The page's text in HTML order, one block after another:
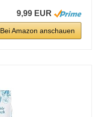
9,99 EUR
Bei Amazon anschauen